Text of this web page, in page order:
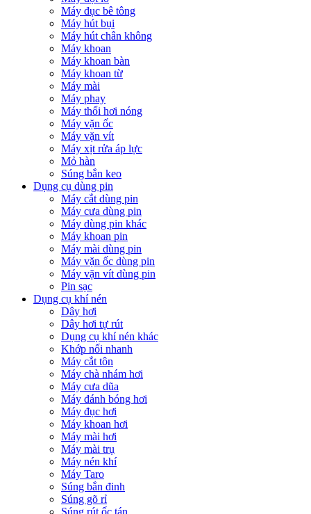
Máy đục bê tông
Máy hút bụi
Máy hút chân không
Máy khoan
Máy khoan bàn
Máy khoan từ
Máy mài
Máy phay
Máy thổi hơi nóng
Máy vặn ốc
Máy vặn vít
Máy xịt rửa áp lực
Mỏ hàn
Súng bắn keo
Dụng cụ dùng pin
Máy cắt dùng pin
Máy cưa dùng pin
Máy dùng pin khác
Máy khoan pin
Máy mài dùng pin
Máy vặn ốc dùng pin
Máy vặn vít dùng pin
Pin sạc
Dụng cụ khí nén
Dây hơi
Dây hơi tự rút
Dụng cụ khí nén khác
Khớp nối nhanh
Máy cắt tôn
Máy chà nhám hơi
Máy cưa dũa
Máy đánh bóng hơi
Máy đục hơi
Máy khoan hơi
Máy mài hơi
Máy mài trụ
Máy nén khí
Máy Taro
Súng bắn đinh
Súng gõ rỉ
Súng rút ốc tán